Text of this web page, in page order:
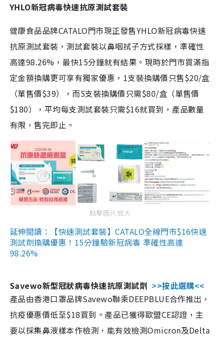
YHLO新冠病毒快速抗原測試套裝
健康食品品牌CATALO門市現正發售YHLO新冠病毒快速
抗原測試套裝，測試套裝以鼻咽拭子方式採樣，準確性
高達98.26%，最快15分鐘就有結果。現時於門市買滿指
定金額換購更可享有獨家優惠，1支裝換購價只售$20/盒
（單售價$39），而5支裝換購價只需$80/盒（單售價
$180），平均每支測試套裝只需$16就買到，產品數量
有限，售完即止。
點擊圖片放大
延伸閱讀：【快速測試套裝】CATALO全線門市$16快速
測試劑換購優惠！15分鐘驗新冠病毒 準確性高達
98.26%
Savewo新型冠狀病毒快速抗原測試劑 >>按此選購<<
產品由香港口罩品牌Savewo聯乘DEEPBLUE合作推出，
抗疫優惠價低至$18買到。產品已獲得歐盟CE認證，主
要以採集鼻液樣本作檢測，能有效檢測Omicron及Delta